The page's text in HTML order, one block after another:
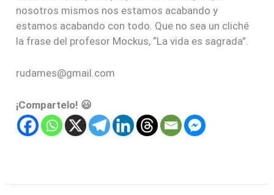
nosotros mismos nos estamos acabando y
estamos acabando con todo. Que no sea un cliché
la frase del profesor Mockus, “La vida es sagrada”.
rudames@gmail.com
¡Compartelo! 😃